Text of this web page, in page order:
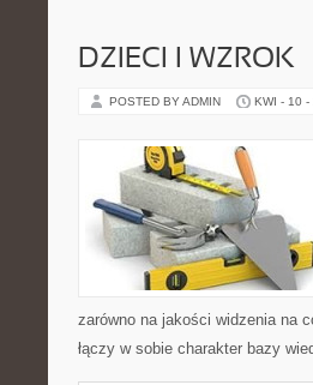
DZIECI I WZROK
POSTED BY ADMIN KWI - 10 -
zarówno na jakości widzenia na
łączy w sobie charakter bazy